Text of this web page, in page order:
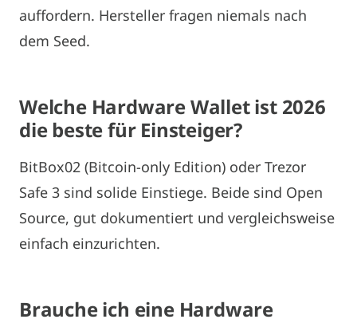
auffordern. Hersteller fragen niemals nach
dem Seed.
Welche Hardware Wallet ist 2026
die beste für Einsteiger?
BitBox02 (Bitcoin-only Edition) oder Trezor
Safe 3 sind solide Einstiege. Beide sind Open
Source, gut dokumentiert und vergleichsweise
einfach einzurichten.
Brauche ich eine Hardware